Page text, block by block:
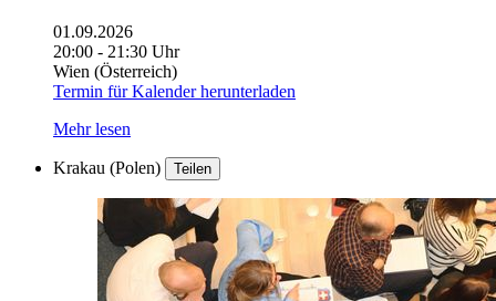
01.09.2026
20:00 - 21:30 Uhr
Wien (Österreich)
Termin für Kalender herunterladen
Mehr lesen
Krakau (Polen) Teilen